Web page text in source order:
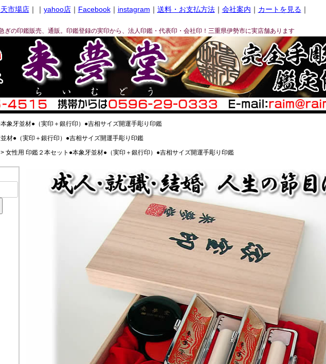
市場店｜｜ yahoo店｜ Facebook｜ instagram ｜ 送料・お支払方法｜ 会社案内 ｜ カートを見る ｜
ぎの印鑑販売、通販。印鑑登録の実印から、法人印鑑・代表印・会社印！三重県伊勢市に実店舗あります
象牙並材●（実印＋銀行印）●吉相サイズ開運手彫り印鑑
材●（実印＋銀行印）●吉相サイズ開運手彫り印鑑
女性用 印鑑２本セット●本象牙並材●（実印＋銀行印）●吉相サイズ開運手彫り印鑑